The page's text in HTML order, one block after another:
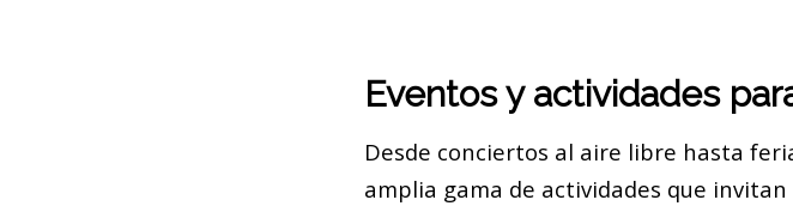
Eventos y actividades
Desde conciertos al aire libre hasta
amplia gama de actividades que